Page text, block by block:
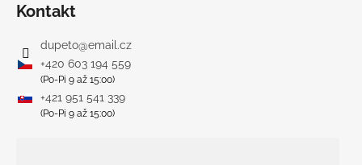
Kontakt
dupeto@email.cz
+420 603 194 559
(Po-Pi 9 až 15:00)
+421 951 541 339
(Po-Pi 9 až 15:00)